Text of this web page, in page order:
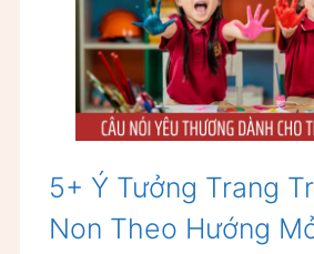
5+ Ý Tưởng Trang
Non Theo Hướng